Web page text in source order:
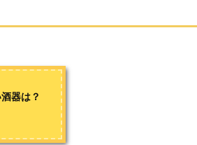
けに日本酒にハマり日本酒専門居酒屋で働
器は？